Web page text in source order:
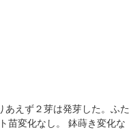
あえず２芽は発芽した。ふた
苗変化なし。 鉢蒔き変化な